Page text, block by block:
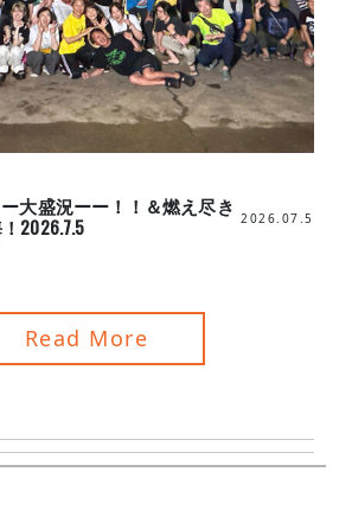
大盛況ーー！！＆燃え尽き
2026.7.5
2026.07.5
Read More